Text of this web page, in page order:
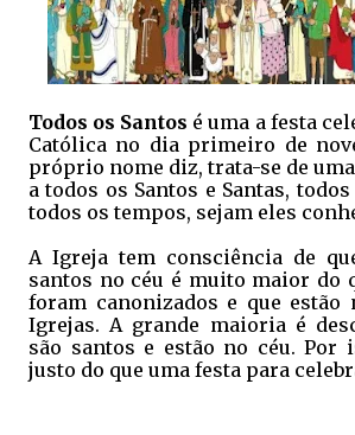
Todos os Santos é uma a festa
Católica no dia primeiro de
próprio nome diz, trata-se de
a todos os Santos e Santas,
todos os tempos, sejam eles
A Igreja tem consciência de
santos no céu é muito maior do
foram canonizados e que estão
Igrejas. A grande maioria é
são santos e estão no céu. Por
justo do que uma festa para